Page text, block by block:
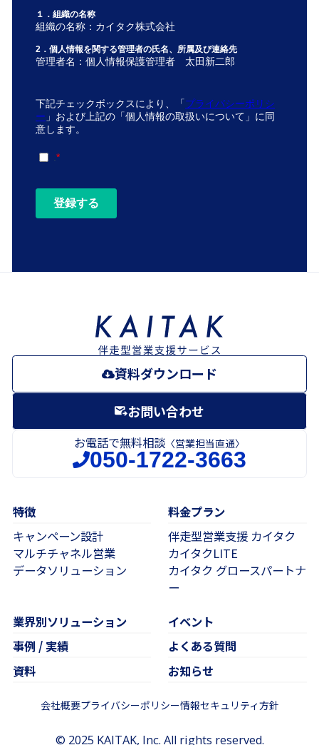
資料ダウンロード
お問い合わせ
お電話で無料相談 〈営業担当直通〉
050-1722-3663
特徴
キャンペーン設計
マルチチャネル営業
データソリューション
料金プラン
伴走型営業支援 カイタク
カイタクLITE
カイタク グロースパートナ
ー
業界別ソリューション
事例 / 実績
資料
イベント
よくある質問
お知らせ
会社概要プライバシーポリシー情報セキュリティ方針
© 2025 KAITAK, Inc. All rights reserved.